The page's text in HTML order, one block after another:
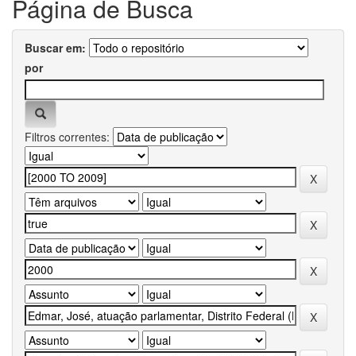
Página de Busca
Buscar em:
por
Filtros correntes: